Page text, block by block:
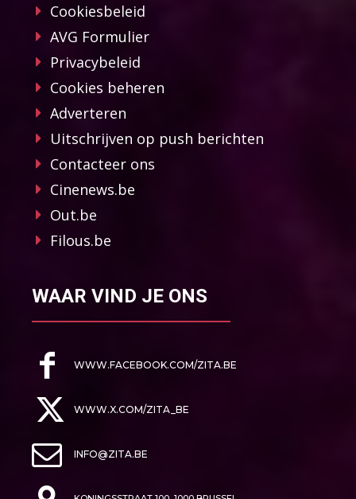
Cookiesbeleid
AVG Formulier
Privacybeleid
Cookies beheren
Adverteren
Uitschrijven op push berichten
Contacteer ons
Cinenews.be
Out.be
Filous.be
WAAR VIND JE ONS
WWW.FACEBOOK.COM/ZITA.BE
WWW.X.COM/ZITA_BE
INFO@ZITA.BE